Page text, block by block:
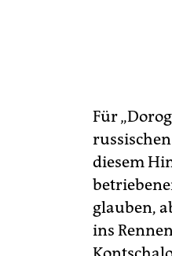
Für
diesem
glauben,
ins